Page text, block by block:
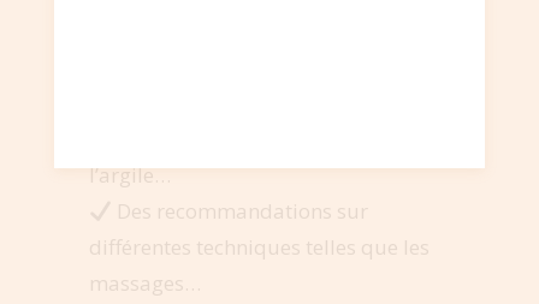
l’argile…
Des recommandations sur
différentes techniques telles que les
massages…